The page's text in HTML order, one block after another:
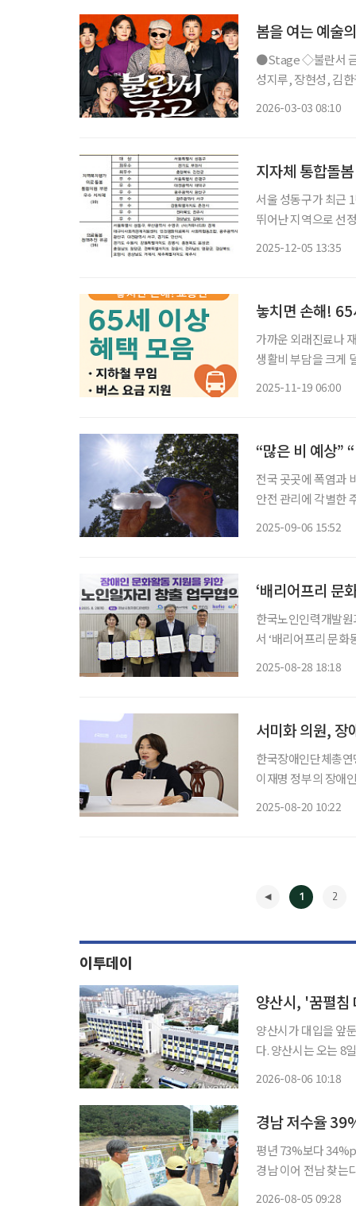
봄을 여는 예술
●Stage ◇불란서 금고 일정 3월 7일 ~ 5월 31일 장소 NOL 서경스퀘어 연출 장진 출연 신구,
성지루, 장현성, 김한
2026-03-03 08:10
지자체 통합돌
서울 성동구가 최근
뛰어난 지역으로 선정됐다. 보건복지부는 5일 세종 컨벤션센터 열린 ‘
2025-12-05 13:35
놓치면 손해!
가까운 외래진료나
생활비 부담을 크게
2025-11-19 06:00
전국 곳곳에 폭염과
안전 관리에 각별한 주의가 요구된다. 6일 경상남
2025-09-06 15:52
‘배리어프리 문
한국노인인력개발
서 ‘배리어프리 문화
2025-08-28 18:18
서미화 의원, 장
한국장애인단체총
이재명 정부의 장애
2025-08-20 10:22
1 2
이투데이
양산시가 대입을 앞
다. 양산시는 오는 8일 양산비즈니스센터 컨벤션홀에서 지역 고등학생을 대상으로 '2026 꿈
2026-08-06 10:18
경남 저수율
평년 73%보다
경남 이어 전남 찾는다 마른장마와 폭염이 겹치면서 경남 농업용 저수지 평균 저수율
2026-08-05 09:28